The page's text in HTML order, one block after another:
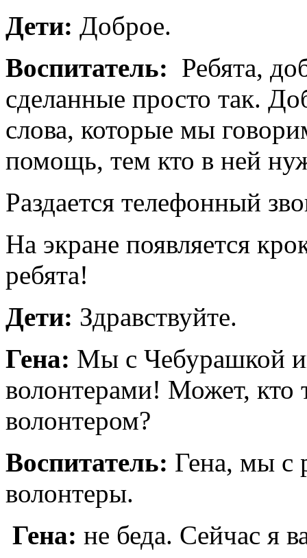
Дети: Доброе.
Воспитатель: Ребята,
сделанные просто так.
слова, которые мы
помощь, тем кто в ней
Раздается телефонный
На экране появляется
ребята!
Дети: Здравствуйте.
Гена: Мы с Чебурашкой
волонтерами! Может, кто
волонтером?
Воспитатель: Гена, мы с
волонтеры.
Гена: не беда. Сейчас я